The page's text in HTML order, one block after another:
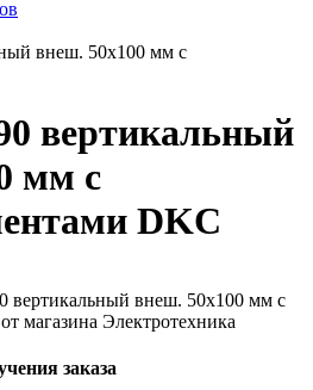
внеш. 50х100 мм с
вертикальный
мм с
DKC
заказа